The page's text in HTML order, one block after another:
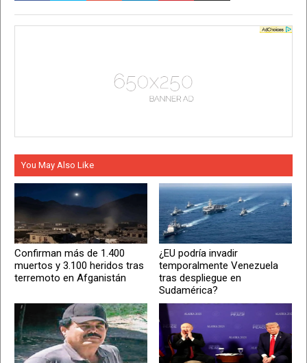
You May Also Like
Confirman más de 1.400
muertos y 3.100 heridos tras
terremoto en Afganistán
¿EU podría invadir
temporalmente Venezuela
tras despliegue en
Sudamérica?